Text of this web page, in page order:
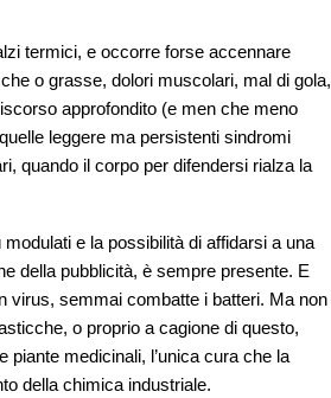
termici, e occorre forse accennare
o grasse, dolori muscolari, mal di gola,
approfondito (e men che meno
leggere ma persistenti sindromi
quando il corpo per difendersi rialza la
e la possibilità di affidarsi a una
della pubblicità, è sempre presente. E
virus, semmai combatte i batteri. Ma non
o proprio a cagione di questo,
piante medicinali, l’unica cura che la
della chimica industriale.